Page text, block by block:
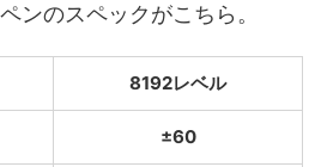
ンのスペックがこちら。
8192レベル
±60